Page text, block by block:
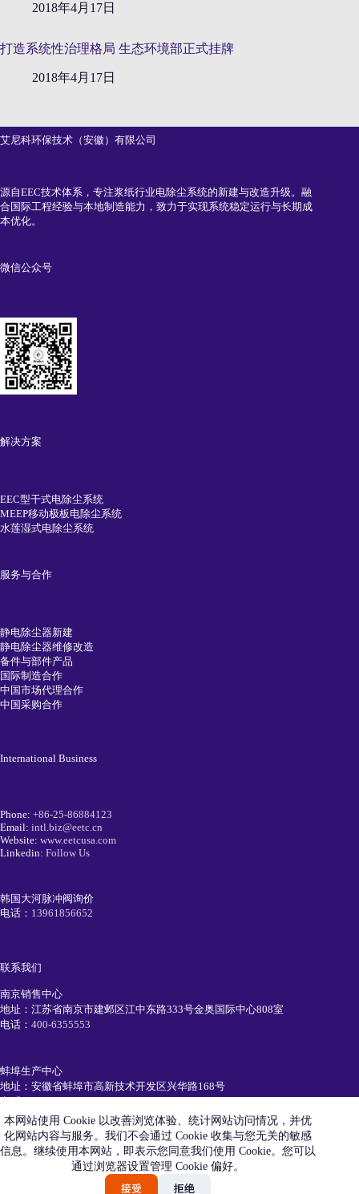
本网站使用 Cookie 以改善浏览体验、统计网站访问情况，并优
化网站内容与服务。我们不会通过 Cookie 收集与您无关的敏感
信息。继续使用本网站，即表示您同意我们使用 Cookie。您可以
通过浏览器设置管理 Cookie 偏好。
接受 拒绝
2018年4月17日
打造系统性治理格局 生态环境部正式挂牌
2018年4月17日
艾尼科环保技术（安徽）有限公司
源自EEC技术体系，专注浆纸行业电除尘系统的新建与改造升级。融
合国际工程经验与本地制造能力，致力于实现系统稳定运行与长期成
本优化。
微信公众号
解决方案
EEC型干式电除尘系统
MEEP移动极板电除尘系统
水莲湿式电除尘系统
服务与合作
静电除尘器新建
静电除尘器维修改造
备件与部件产品
国际制造合作
中国市场代理合作
中国采购合作
International Business
Phone: +86-25-86884123
Email: intl.biz@eetc.cn
Website: www.eetcusa.com
Linkedin: Follow Us
韩国大河脉冲阀询价
电话： 13961856652
联系我们
南京销售中心
地址：江苏省南京市建邺区江中东路333号金奥国际中心808室
电话： 400-6355553
蚌埠生产中心
地址：安徽省蚌埠市高新技术开发区兴华路168号
简历投递
19105520550
recruiting@eetc.cn